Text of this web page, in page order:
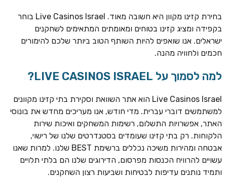
בחירת קזינו מקוון היא חשובה מאוד. Live Casinos Israel בוחר
בקפידה ומציג קזינו בטוחים ומאומתים המתאימים לשחקנים
ישראלים. אנו שואפים להיות השותף הטוב ביותר שלכם להימורים
חכמים ולחוויה מהנה.
למה לסמוך על LIVE CASINOS ISRAEL?
Live Casinos Israel הוא אתר השוואת וסקירת בתי קזינו מקוונים
למשתמשים דוברי עברית. מדי חודש, אנו מעריכים מחדש את בונוסי
האתר, אפשרויות התשלום, רשימות המשחקים ואיכות שירות
הלקוחות. רק בתי קזינו שעומדים בסטנדרטים שלנו של רישוי,
אבטחה ומהירות משיכה נכללים ברשימת BEST שלנו. למרות שאנו
עשויים להרוויח הכנסות מפרסום, הדירוגים שלנו הם בלתי תלויים
ותמיד נותנים עדיפות לבטיחות ושביעות רצון השחקנים.